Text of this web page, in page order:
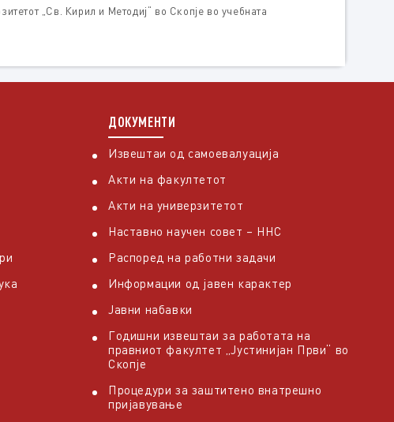
„Св. Кирил и Методиј“ во Скопје во учебната
ДОКУМЕНТИ
Извештаи од самоевалуација
Акти на факултетот
Акти на универзитетот
Наставно научен совет – ННС
Распоред на работни задачи
Информации од јавен карактер
Јавни набавки
Годишни извештаи за работата на
правниот факултет „Јустинијан Први“ во
Скопје
Процедури за заштитено внатрешно
пријавување